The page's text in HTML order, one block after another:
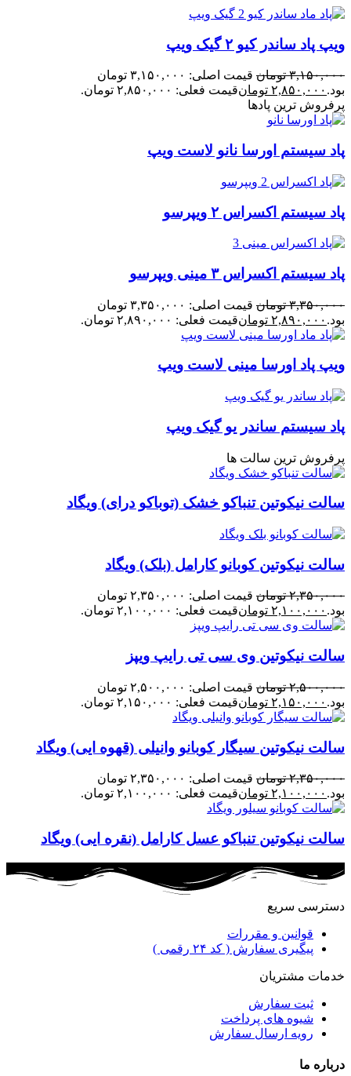
ویپ پاد ساندر کیو ۲ گیک ویپ
۳,۱۵۰,۰۰۰ تومان
قیمت اصلی: ۳,۱۵۰,۰۰۰ تومان
بود. ۲,۸۵۰,۰۰۰ تومانقیمت فعلی: ۲,۸۵۰,۰۰۰ تومان.
پرفروش ترین پادها
پاد سیستم اورسا نانو لاست ویپ
پاد سیستم اکسراس ۲ ویپرسو
پاد سیستم اکسراس ۳ مینی ویپرسو
۳,۳۵۰,۰۰۰ تومان
قیمت اصلی: ۳,۳۵۰,۰۰۰ تومان
بود. ۲,۸۹۰,۰۰۰ تومانقیمت فعلی: ۲,۸۹۰,۰۰۰ تومان.
ویپ پاد اورسا مینی لاست ویپ
پاد سیستم ساندر یو گیک ویپ
پرفروش ترین سالت ها
سالت نیکوتین تنباکو خشک (توباکو درای) ویگاد
سالت نیکوتین کوبانو کارامل (بلک) ویگاد
۲,۳۵۰,۰۰۰ تومان
قیمت اصلی: ۲,۳۵۰,۰۰۰ تومان
بود. ۲,۱۰۰,۰۰۰ تومانقیمت فعلی: ۲,۱۰۰,۰۰۰ تومان.
سالت نیکوتین وی سی تی رایپ ویپز
۲,۵۰۰,۰۰۰ تومان
قیمت اصلی: ۲,۵۰۰,۰۰۰ تومان
بود. ۲,۱۵۰,۰۰۰ تومانقیمت فعلی: ۲,۱۵۰,۰۰۰ تومان.
سالت نیکوتین سیگار کوبانو وانیلی (قهوه ایی) ویگاد
۲,۳۵۰,۰۰۰ تومان
قیمت اصلی: ۲,۳۵۰,۰۰۰ تومان
بود. ۲,۱۰۰,۰۰۰ تومانقیمت فعلی: ۲,۱۰۰,۰۰۰ تومان.
سالت نیکوتین تنباکو عسل کارامل (نقره ایی) ویگاد
دسترسی سریع
قوانین و مقررات
پیگیری سفارش ( کد ۲۴ رقمی )
خدمات مشتریان
ثبت سفارش
شیوه های پرداخت
رویه ارسال سفارش
درباره ما